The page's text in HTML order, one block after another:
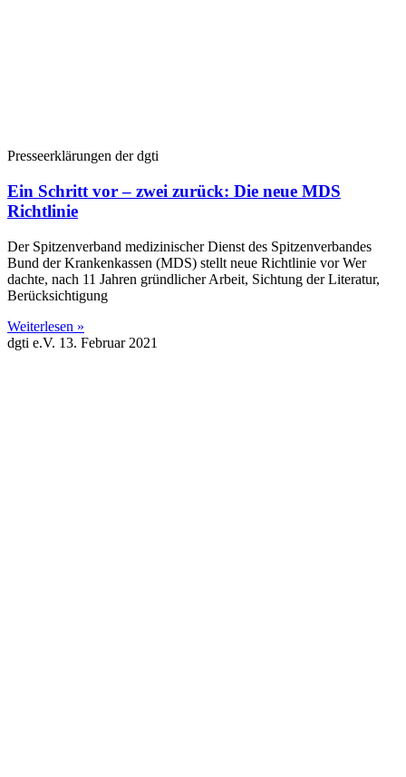
Presseerklärungen der dgti
Ein Schritt vor – zwei zurück: Die neue MDS
Richtlinie
Der Spitzenverband medizinischer Dienst des Spitzenverbandes
Bund der Krankenkassen (MDS) stellt neue Richtlinie vor Wer
dachte, nach 11 Jahren gründlicher Arbeit, Sichtung der Literatur,
Berücksichtigung
Weiterlesen »
dgti e.V. 13. Februar 2021